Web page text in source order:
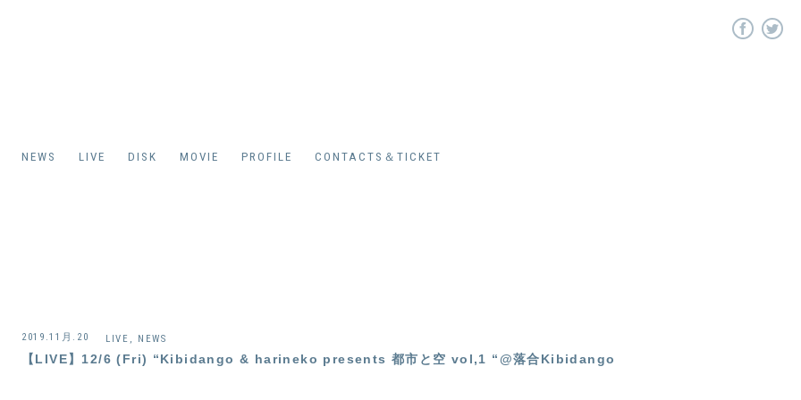
NEWS LIVE DISK MOVIE PROFILE CONTACTS＆TICKET
2019.11月.20 LIVE , NEWS
【LIVE】12/6 (Fri) “Kibidango & harineko presents 都市と空 vol,1 “@落合Kibidango